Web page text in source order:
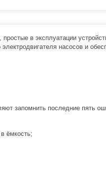
в эксплуатации
насосов и
запомнить последние пять
ёмкость;